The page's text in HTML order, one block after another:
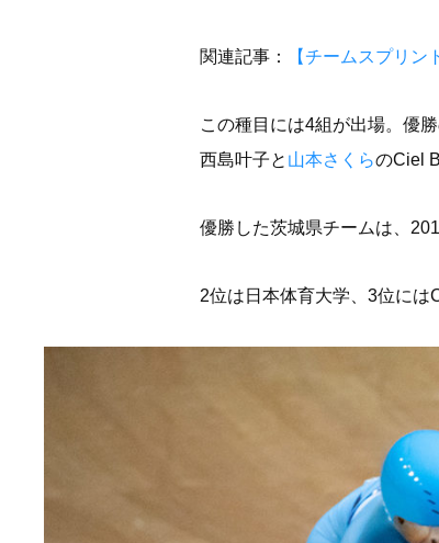
関連記事： 【チームスプリ
この種目には4組が出場。優
西島叶子と 山本さくらのCiel
優勝した茨城県チームは、
2位は日本体育大学、3位には